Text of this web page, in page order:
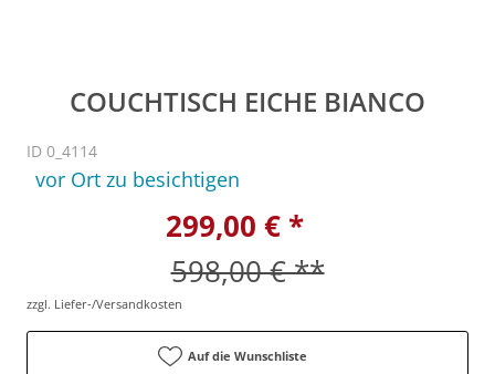
COUCHTISCH EICHE BIANCO
ID 0_4114
vor Ort zu besichtigen
299,00 € *
598,00 € **
zzgl. Liefer-/Versandkosten
Auf die Wunschliste